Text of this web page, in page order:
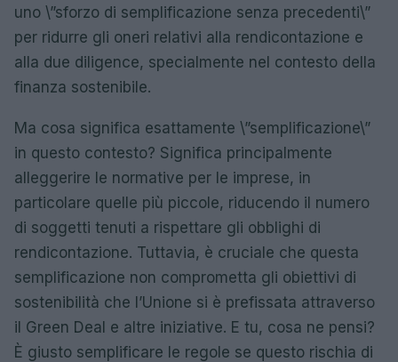
uno \”sforzo di semplificazione senza precedenti\”
per ridurre gli oneri relativi alla rendicontazione e
alla due diligence, specialmente nel contesto della
finanza sostenibile.
Ma cosa significa esattamente \”semplificazione\”
in questo contesto? Significa principalmente
alleggerire le normative per le imprese, in
particolare quelle più piccole, riducendo il numero
di soggetti tenuti a rispettare gli obblighi di
rendicontazione. Tuttavia, è cruciale che questa
semplificazione non comprometta gli obiettivi di
sostenibilità che l’Unione si è prefissata attraverso
il Green Deal e altre iniziative. E tu, cosa ne pensi?
È giusto semplificare le regole se questo rischia di